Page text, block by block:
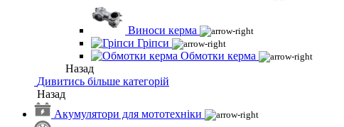
Виноси керма
Гріпси
Обмотки керма
Назад
Дивитись більше категорій
Назад
Акумулятори для мототехніки